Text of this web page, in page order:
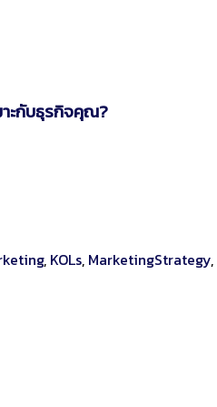
าะกับธุรกิจคุณ?
, KOLs, MarketingStrategy,